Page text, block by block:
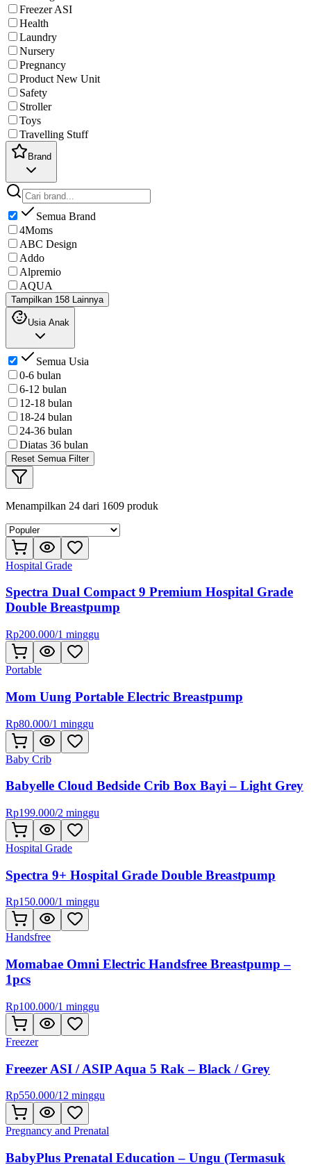
Freezer ASI
Health
Laundry
Nursery
Pregnancy
Product New Unit
Safety
Stroller
Toys
Travelling Stuff
Brand
Semua Brand
4Moms
ABC Design
Addo
Alpremio
AQUA
Tampilkan 158 Lainnya
Usia Anak
Semua Usia
0-6 bulan
6-12 bulan
12-18 bulan
18-24 bulan
24-36 bulan
Diatas 36 bulan
Reset Semua Filter
Menampilkan 24 dari 1609 produk
Hospital Grade
Spectra Dual Compact 9 Premium Hospital Grade
Double Breastpump
Rp200.000/1 minggu
Portable
Mom Uung Portable Electric Breastpump
Rp80.000/1 minggu
Baby Crib
Babyelle Cloud Bedside Crib Box Bayi – Light Grey
Rp199.000/2 minggu
Hospital Grade
Spectra 9+ Hospital Grade Double Breastpump
Rp150.000/1 minggu
Handsfree
Momabae Omni Electric Handsfree Breastpump –
1pcs
Rp100.000/1 minggu
Freezer
Freezer ASI / ASIP Aqua 5 Rak – Black / Grey
Rp550.000/12 minggu
Pregnancy and Prenatal
BabyPlus Prenatal Education – Ungu (Termasuk